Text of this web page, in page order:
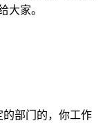
大家。
部门的，你工作